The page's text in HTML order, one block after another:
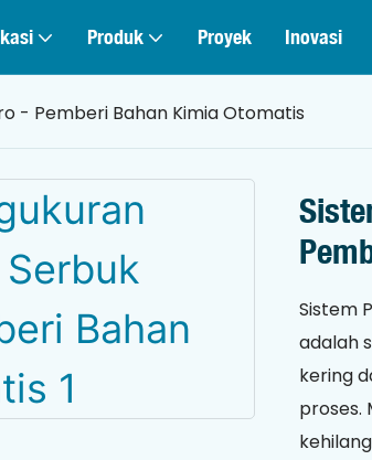
Produk Proyek Inovasi
- Pemberi Bahan Kimia Otomatis
Sistem
adalah
kering
proses.